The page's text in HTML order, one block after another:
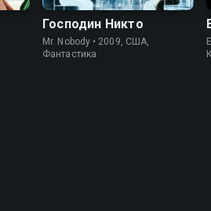
Господин Никто
Mr. Nobody • 2009, США,
Фантастика